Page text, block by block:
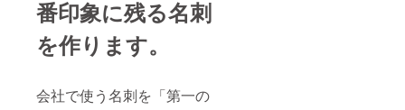
番印象に残る名刺
を作ります。
会社で使う名刺を「第一の